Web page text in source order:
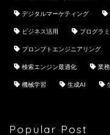
デジタルマーケティング
ビジネス活用 プログラ
プロンプトエンジニアリング
検索エンジン最適化 業
機械学習 生成AI
Popular Post